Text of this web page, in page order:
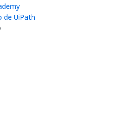
de UiPath